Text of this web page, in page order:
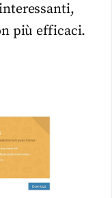
più efficaci.